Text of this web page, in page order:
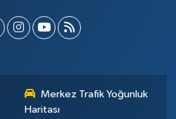
Merkez Trafik Yoğunluk
Haritası